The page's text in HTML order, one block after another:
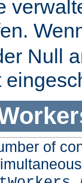
Null
of